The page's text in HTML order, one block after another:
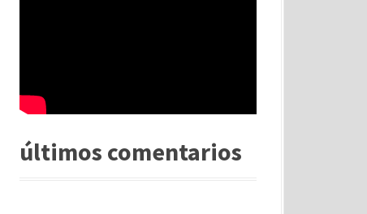
últimos comentarios